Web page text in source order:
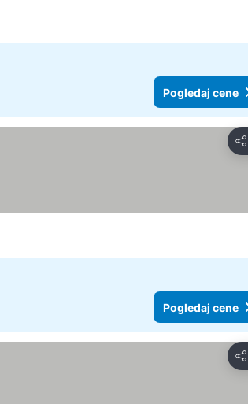
Pogledaj cene
Deli
Pogledaj cene
Deli